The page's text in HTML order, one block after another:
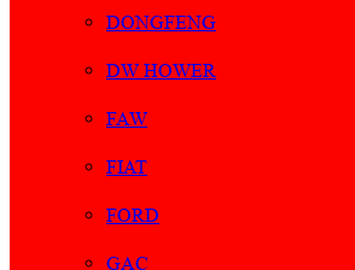
DONGFENG
DW HOWER
FAW
FIAT
FORD
GAC